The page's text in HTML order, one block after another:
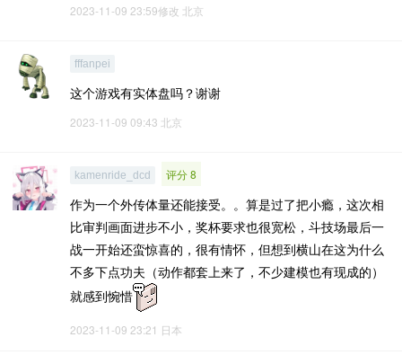
2023-11-09 23:59修改 北京
fffanpei
这个游戏有实体盘吗？谢谢
2023-11-09 09:43 北京
kamenride_dcd 评分 8
作为一个外传体量还能接受。。算是过了把小瘾，这次相
比审判画面进步不小，奖杯要求也很宽松，斗技场最后一
战一开始还蛮惊喜的，很有情怀，但想到横山在这为什么
不多下点功夫（动作都套上来了，不少建模也有现成的）
就感到惋惜
2023-11-09 23:21 日本